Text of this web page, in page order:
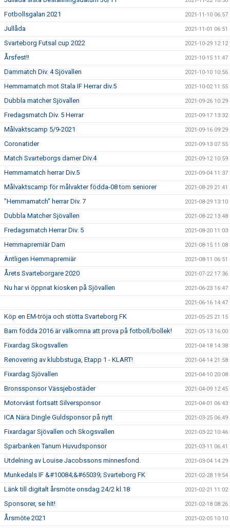
Fotbollsgalan 2021 2021-11-10 06:57
Jullåda 2021-11-01 06:51
Svarteborg Futsal cup 2022 2021-10-29 12:12
Årsfest!! 2021-10-15 11:47
Dammatch Div. 4 Sjövallen 2021-10-10 10:56
Hemmamatch mot Stala IF Herrar div.5 2021-10-02 11:55
Dubbla matcher Sjövallen 2021-09-26 10:29
Fredagsmatch Div. 5 Herrar 2021-09-17 13:32
Målvaktscamp 5/9-2021 2021-09-16 09:29
Coronatider 2021-09-13 07:55
Match Svarteborgs damer Div.4 2021-09-12 10:59
Hemmamatch herrar Div.5 2021-09-04 11:37
Målvaktscamp för målvakter födda-08 tom seniorer 2021-08-29 21:41
"Hemmamatch" herrar Div. 7 2021-08-29 13:10
Dubbla Matcher Sjövallen 2021-08-22 13:48
Fredagsmatch Herrar Div. 5 2021-08-20 11:03
Hemmapremiär Dam 2021-08-15 11:08
Äntligen Hemmapremiär 2021-08-11 06:51
Årets Svarteborgare 2020 2021-07-22 17:36
Nu har vi öppnat kiosken på Sjövallen 2021-06-23 16:47
2021-06-16 14:47
Köp en EM-tröja och stötta Svarteborg FK 2021-05-25 21:15
Barn födda 2016 är välkomna att prova på fotboll/bollek! 2021-05-13 16:00
Fixardag Skogsvallen 2021-04-18 14:38
Renovering av klubbstuga, Etapp 1 - KLART! 2021-04-14 21:58
Fixardag Sjövallen 2021-04-10 20:08
Bronssponsor Vässjebostäder 2021-04-09 12:45
Motorväst fortsatt Silversponsor 2021-04-01 06:43
ICA Nära Dingle Guldsponsor på nytt 2021-03-25 06:49
Fixardagar Sjövallen och Skogsvallen 2021-03-22 10:46
Sparbanken Tanum Huvudsponsor 2021-03-11 06:41
Utdelning av Louise Jacobssons minnesfond. 2021-03-04 14:29
Munkedals IF &#10084;&#65039; Svarteborg FK 2021-02-28 19:54
Länk till digitalt årsmöte onsdag 24/2 kl.18 2021-02-21 11:02
Sponsorer, se hit! 2021-02-18 08:26
Årsmöte 2021 2021-02-05 10:10